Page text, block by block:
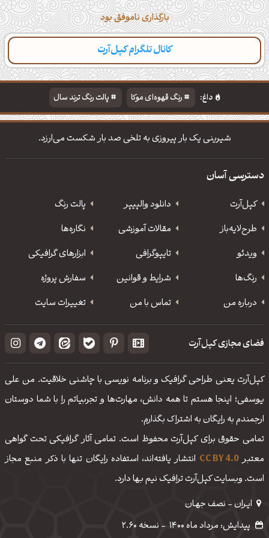
بارگذاری ناموفق بود
کانال تلگرام کپل‌آرت
دسته‌بندی مطالب تازه تایپوگرافی پالت‌ها
داغ: رنگ قهوه‌ای موکا
پالت رنگ ترند سال
دانلود والپیپر مذهبی
تایپوگرافی شعر مولانا
شیرینی یک بار پیروزی به تلخی صد بار شکست می‌ارزد.
دسترسی آسان
کپل‌آرت دانلود‌ والپیپر
پالت رنگ
طرح‌لایه‌باز
مقالات آموزشی
نگاره‌ها
ویدئو
‌تایپوگرافی
ابزارهای گرافیکی
رنگ‌ها
شرایط و قوانین
سفارش پروژه
درباره من
تماس با من تغییرات سایت
فضای مجازی کپل‌آرت
کپل‌آرت یعنی طراحی گرافیک و برنامه نویسی با چاشنی خلاقیت. من علی
یوسفی؛ اینجا هستم تا همه دانش، مهارت‌‌ها و تجربیاتم را با شما دوستان
ارجمندم به رایگان به اشتراک بگذارم.
تمامی حقوق برای کپل‌آرت محفوظ است. تمامی آثار گرافیکی تحت گواهی
معتبرCC BY 4.0 انتشار یافته‌اند، استفاده رایگان تنها با ذکر منبع مجاز
است. وبسایت کپل‌آرت ترافیک نیم بها دارد.
ایـران - نصف جهـان
پیدایش: مرداد ماه 1400
- نسخه 2.60